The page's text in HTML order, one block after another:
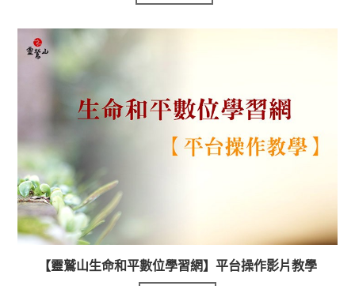
【靈鷲山生命和平數位學習網】平台操作影片教學